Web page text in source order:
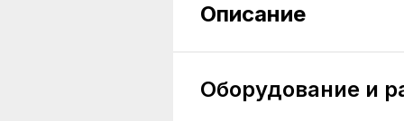
Описание
Оборудование и